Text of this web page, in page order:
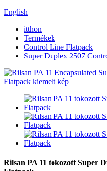
English
itthon
Termékek
Control Line Flatpack
Super Duplex 2507
Rilsan PA 11 tokozott Super